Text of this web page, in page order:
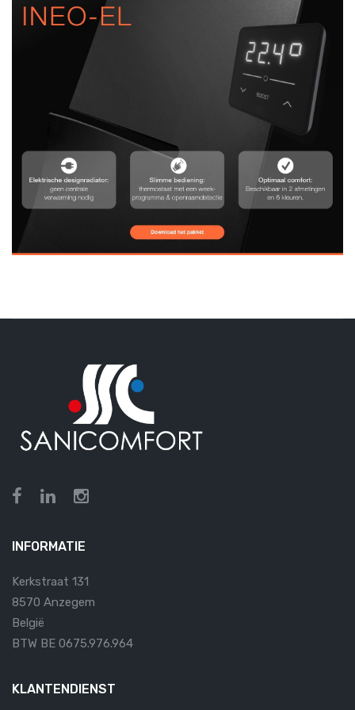
INFORMATIE
Kerkstraat 131
8570 Anzegem
België
BTW BE 0675.976.964
KLANTENDIENST